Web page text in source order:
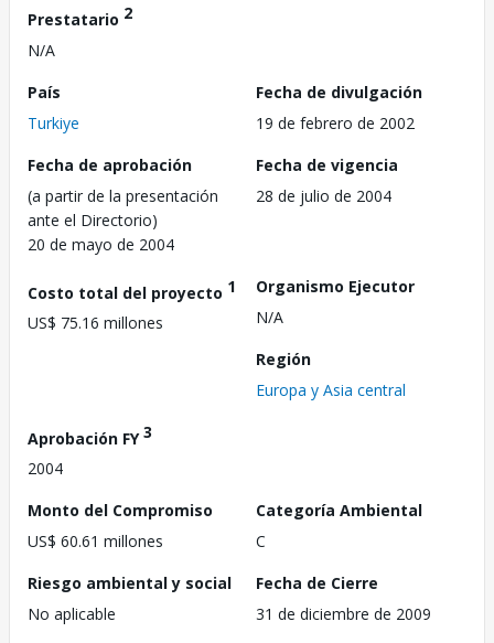
Prestatario 2
N/A
País
Turkiye
Fecha de divulgación
19 de febrero de 2002
Fecha de aprobación
(a partir de la presentación
ante el Directorio)
20 de mayo de 2004
Fecha de vigencia
28 de julio de 2004
Costo total del proyecto 1
US$ 75.16 millones
Organismo Ejecutor
N/A
Región
Europa y Asia central
Aprobación FY3
2004
Monto del Compromiso
US$ 60.61 millones
Categoría Ambiental
C
Riesgo ambiental y social
No aplicable
Fecha de Cierre
31 de diciembre de 2009